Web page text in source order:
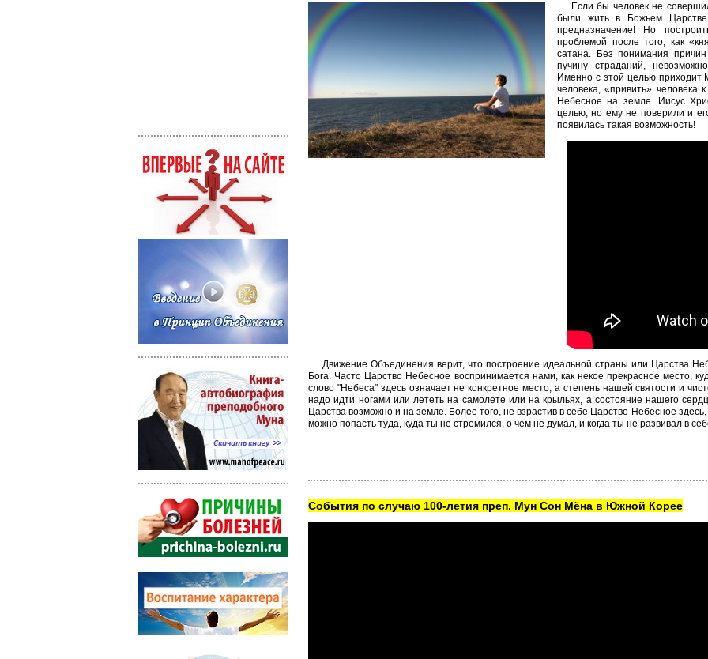
Если бы человек не
были жить в Божьем
предназначение! Но
проблемой после того, как
сатана. Без понимания причин
пучину страданий,
Именно с этой целью приходит
человека, «привить» человека
Небесное на земле. Иисус
целью, но ему не поверили и
появилась такая возможность!
Движение Объединения верит, что построение идеальной страны или Царства
Бога. Часто Царство Небесное воспринимается нами, как некое прекрасное место,
слово "Небеса" здесь означает не конкретное место, а степень нашей святости и
надо идти ногами или лететь на самолете или на крыльях, а состояние нашего
Царства возможно и на земле. Более того, не взрастив в себе Царство Небесное
можно попасть туда, куда ты не стремился, о чем не думал, и когда ты не развивал в
Cобытия по случаю 100-летия преп. Мун Сон Мёна в Южной Корее